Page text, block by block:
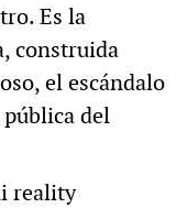
Es la
construida
el escándalo
del
reality